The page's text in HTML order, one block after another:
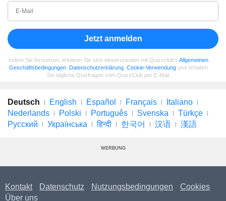
Jetzt anmelden
Indem Sie fortsetzen, erklären Sie sich einverstanden mit Quizzclub's Allgemeinen
Geschäftsbedingungen Datenschutzerklärung Cookie-Verwendung und erhalten
Sie tägliche Quizfragen vom QuizzClub per E-Mail.
Deutsch English Español Français
Italiano
Nederlands
Polski Português Svenska
Türkçe
Русский
Українська हिन्दी 한국어 汉语 漢語
WERBUNG
Kontakt Datenschutz Nutzungsbedingungen
Cookies
Über uns